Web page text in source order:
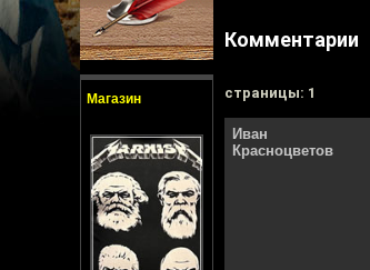
Магазин
Комментарии
cтраницы: 1
Иван
Красноцветов